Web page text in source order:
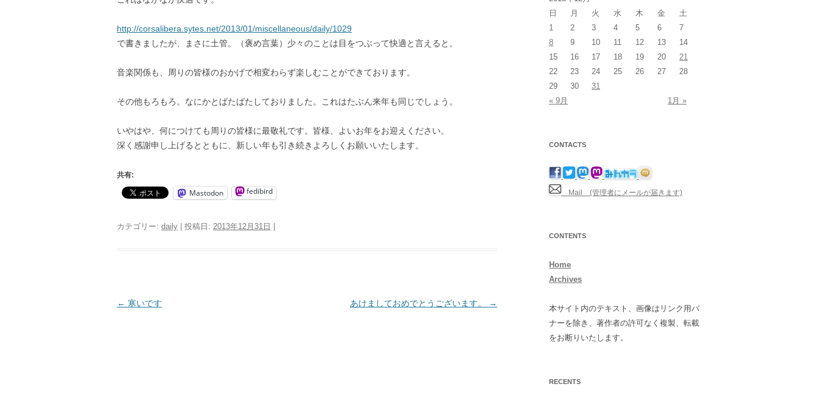
http://corsalibera.sytes.net/2013/01/miscellaneous/daily/1029
で書きましたが、まさに土管。（褒め言葉）少々のことは目をつぶって快適と言えると。
音楽関係も、周りの皆様のおかげで相変わらず楽しむことができております。
その他もろもろ。なにかとばたばたしておりました。これはたぶん来年も同じでしょう。
いやはや、何につけても周りの皆様に最敬礼です。皆様、よいお年をお迎えください。
深く感謝申し上げるとともに、新しい年も引き続きよろしくお願いいたします。
共有:
Mastodon fedibird
カテゴリー: daily | 投稿日: 2013年12月31日 |
投
← 寒いです あけましておめでとうございます。 →
日
月 火 水 木 金
土
1
2 3 4 5 6
7
8
9 10 11 12 13
14
15
16 17 18 19 20
21
22
23 24 25 26 27
28
29
30
31
« 9月
1月 »
CONTACTS
Mail (管理者にメールが届きます)
CONTENTS
Home
Archives
本サイト内のテキスト、画像はリンク用バ
ナーを除き、著作者の許可なく複製、転載
をお断りいたします。
RECENTS